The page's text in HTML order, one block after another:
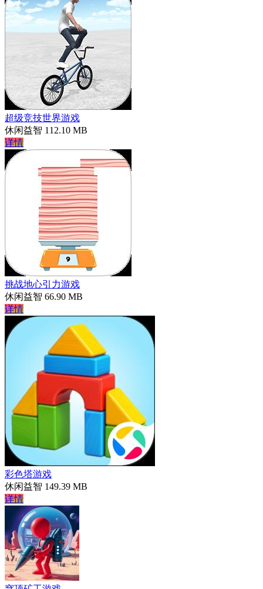
超级竞技世界游戏
休闲益智 112.10 MB
详情
挑战地心引力游戏
休闲益智 66.90 MB
详情
彩色塔游戏
休闲益智 149.39 MB
详情